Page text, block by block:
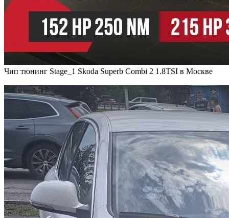
Чип тюнинг Stage_1 Skoda Superb Combi 2 1.8TSI в Москве